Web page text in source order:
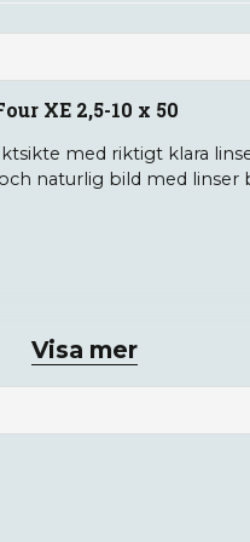
XE 2,5-10 x 50
med riktigt klara
naturlig bild med linser
50mm
Visa mer
produkten...